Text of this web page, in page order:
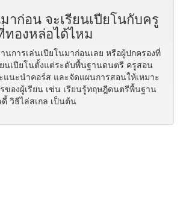
าก่อน จะเรียนเปียโนกับครู
ทองหล่อได้ไหม
นการเล่นเปียโนมาก่อนเลย หรือผู้ปกครองที่
ยนเปียโนตั้งแต่ระดับพื้นฐานดนตรี ครูสอน
แนะนำคอร์ส และจัดแผนการสอนให้เหมาะ
ของผู้เรียน เช่น เรียนรู้ทฤษฎีดนตรีพื้นฐาน
วิธีไล่สเกล เป็นต้น